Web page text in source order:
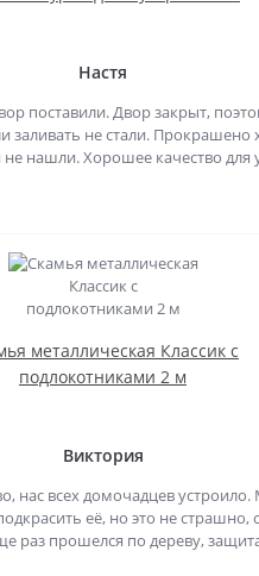
Настя
поставили. Двор закрыт,
заливать не стали.
нашли. Хорошее качество для
металлическая Классик с
подлокотниками 2 м
Виктория
нас всех домочадцев
её, но это не страшно,
раз прошелся по дереву,